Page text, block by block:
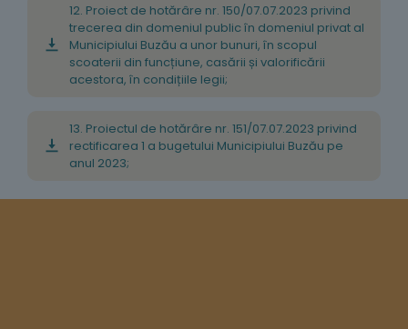
12. Proiect de hotărâre nr. 150/07.07.2023 privind
trecerea din domeniul public în domeniul privat al
Municipiului Buzău a unor bunuri, în scopul
scoaterii din funcțiune, casării și valorificării
acestora, în condițiile legii;
13. Proiectul de hotărâre nr. 151/07.07.2023 privind
rectificarea 1 a bugetului Municipiului Buzău pe
anul 2023;